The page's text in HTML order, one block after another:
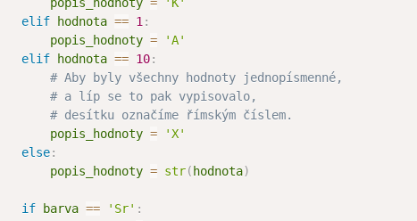
elif hodnota == 1 :
popis_hodnoty
=
'A'
elif hodnota == 10:
# Aby byly všechny hodnoty jednopísmenné,
# a líp se to pak vypisovalo,
# desítku označíme římským číslem.
popis_hodnoty
=
'X'
else:
popis_hodnoty
= str( hodnota)
if barva == 'Sr' :